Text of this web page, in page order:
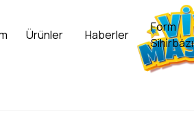
Ürünler Haberler
Form
Sihirbazı